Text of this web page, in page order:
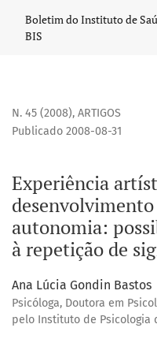
Experiência artística
Boletim do Instituto de
BIS
N. 45 (2008), ARTIGOS
Experiência
autonomia:
à repetição de
Publicado 2008-08-31
Ana Lúcia Gondin Bastos
Psicóloga, Doutora em
pelo Instituto de Psicologia